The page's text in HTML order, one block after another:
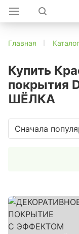
Главная Каталог
Купить
покрытия
ШЁЛКА
Сначала